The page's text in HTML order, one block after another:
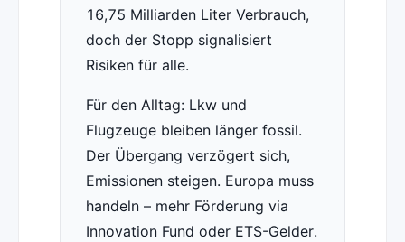
16,75 Milliarden Liter Verbrauch,
doch der Stopp signalisiert
Risiken für alle.
Für den Alltag: Lkw und
Flugzeuge bleiben länger fossil.
Der Übergang verzögert sich,
Emissionen steigen. Europa muss
handeln – mehr Förderung via
Innovation Fund oder ETS-Gelder.